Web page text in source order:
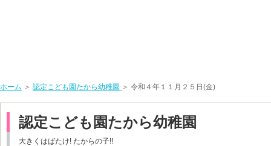
ホーム ＞ 認定こども園たから幼稚園 ＞ 令和４年１１月２５日(金)
認定こども園たから幼稚園
大きくはばたけ! たからの子!!